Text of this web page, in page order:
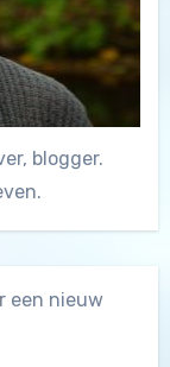
blogger.
een nieuw